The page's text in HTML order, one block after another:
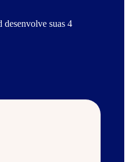
desenvolve suas 4